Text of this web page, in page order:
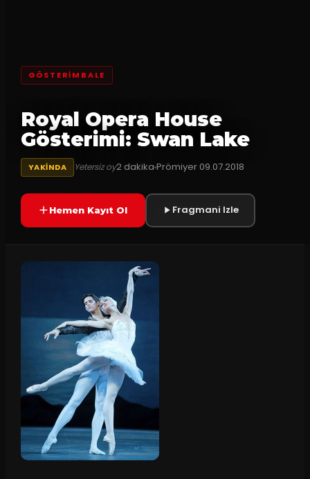
GÖSTERİMBALE
Royal Opera House
Gösterimi: Swan Lake
YAKINDA Yetersiz oy2dakikaPrömiyer09.07.2018
Hemen Kayıt Ol Fragmani Izle